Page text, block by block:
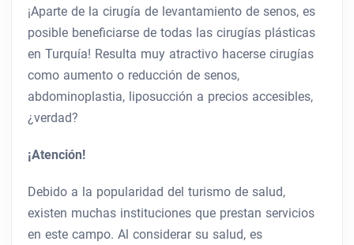
¡Aparte de la cirugía de levantamiento de senos, es
posible beneficiarse de todas las cirugías plásticas
en Turquía! Resulta muy atractivo hacerse cirugías
como aumento o reducción de senos,
abdominoplastia, liposucción a precios accesibles,
¿verdad?
¡Atención!
Debido a la popularidad del turismo de salud,
existen muchas instituciones que prestan servicios
en este campo. Al considerar su salud, es